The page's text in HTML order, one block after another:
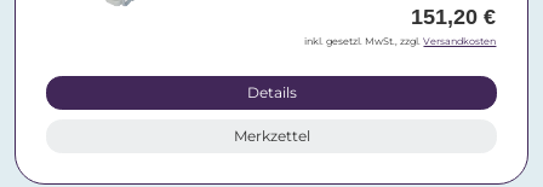
151,20 €
inkl. gesetzl. MwSt., zzgl.Versandkosten
Details
Merkzettel